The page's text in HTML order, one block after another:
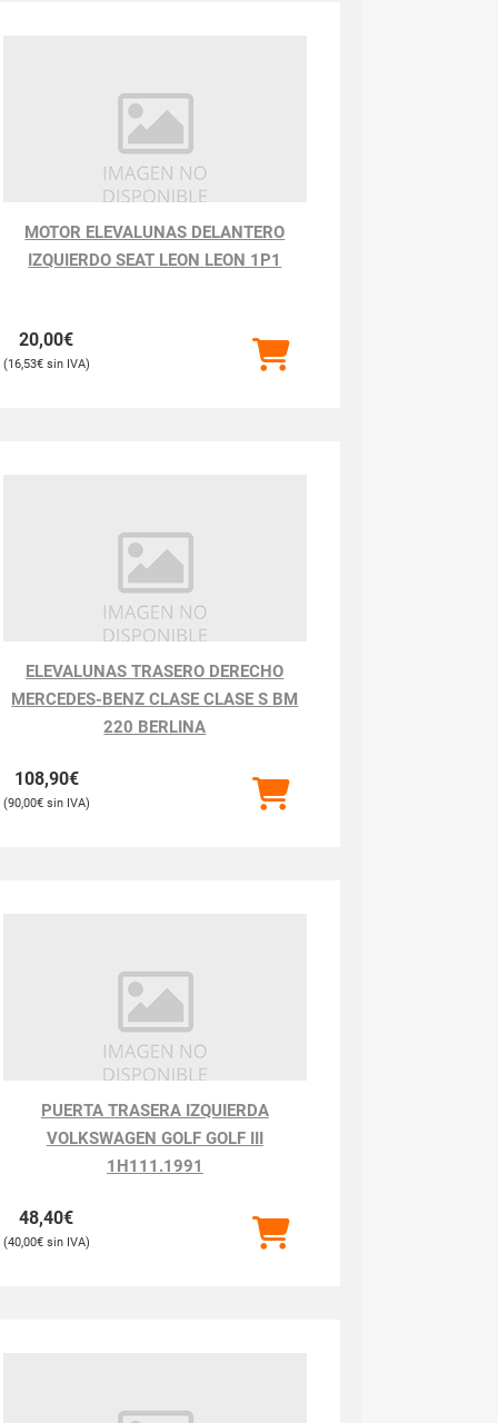
MOTOR ELEVALUNAS DELANTERO
IZQUIERDO SEAT LEON LEON 1P1
20,00€
16,53€
ELEVALUNAS TRASERO DERECHO
MERCEDES-BENZ CLASE CLASE S BM
220 BERLINA
108,90€
90,00€
PUERTA TRASERA IZQUIERDA
VOLKSWAGEN GOLF GOLF III
1H111.1991
48,40€
40,00€